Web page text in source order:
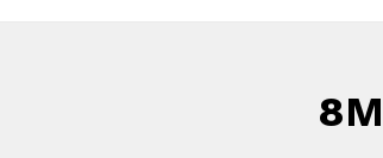
8M